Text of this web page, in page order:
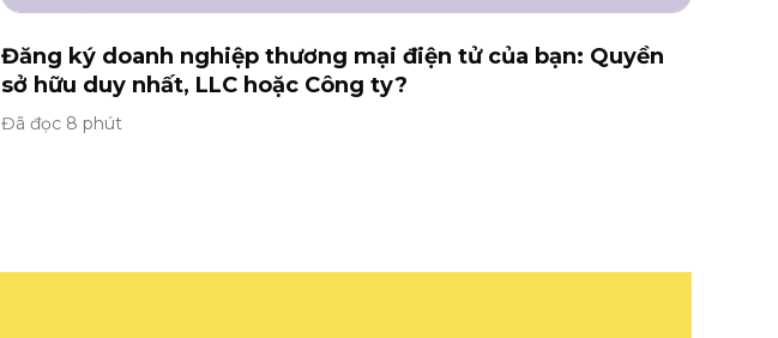
Đăng ký doanh nghiệp thương mại điện tử của bạn: Quyền
sở hữu duy nhất, LLC hoặc Công ty?
Đã đọc 8 phút